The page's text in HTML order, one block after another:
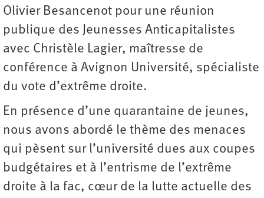
Olivier Besancenot pour une réunion
publique des Jeunesses Anticapitalistes
avec Christèle Lagier, maîtresse de
conférence à Avignon Université, spécialiste
du vote d’extrême droite.
En présence d’une quarantaine de jeunes,
nous avons abordé le thème des menaces
qui pèsent sur l’université dues aux coupes
budgétaires et à l’entrisme de l’extrême
droite à la fac, cœur de la lutte actuelle des